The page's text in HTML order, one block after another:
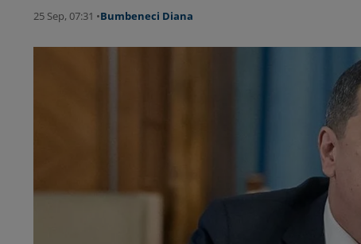
25 Sep, 07:31 •Bumbeneci Diana